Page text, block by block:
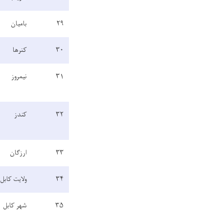
۲۹ بامیان
۳۰ کنرها
۳۱ نیمروز
۳۲ کندز
۳۳ ارزگان
۳۴ ولایت کابل
۳۵ شهر کابل